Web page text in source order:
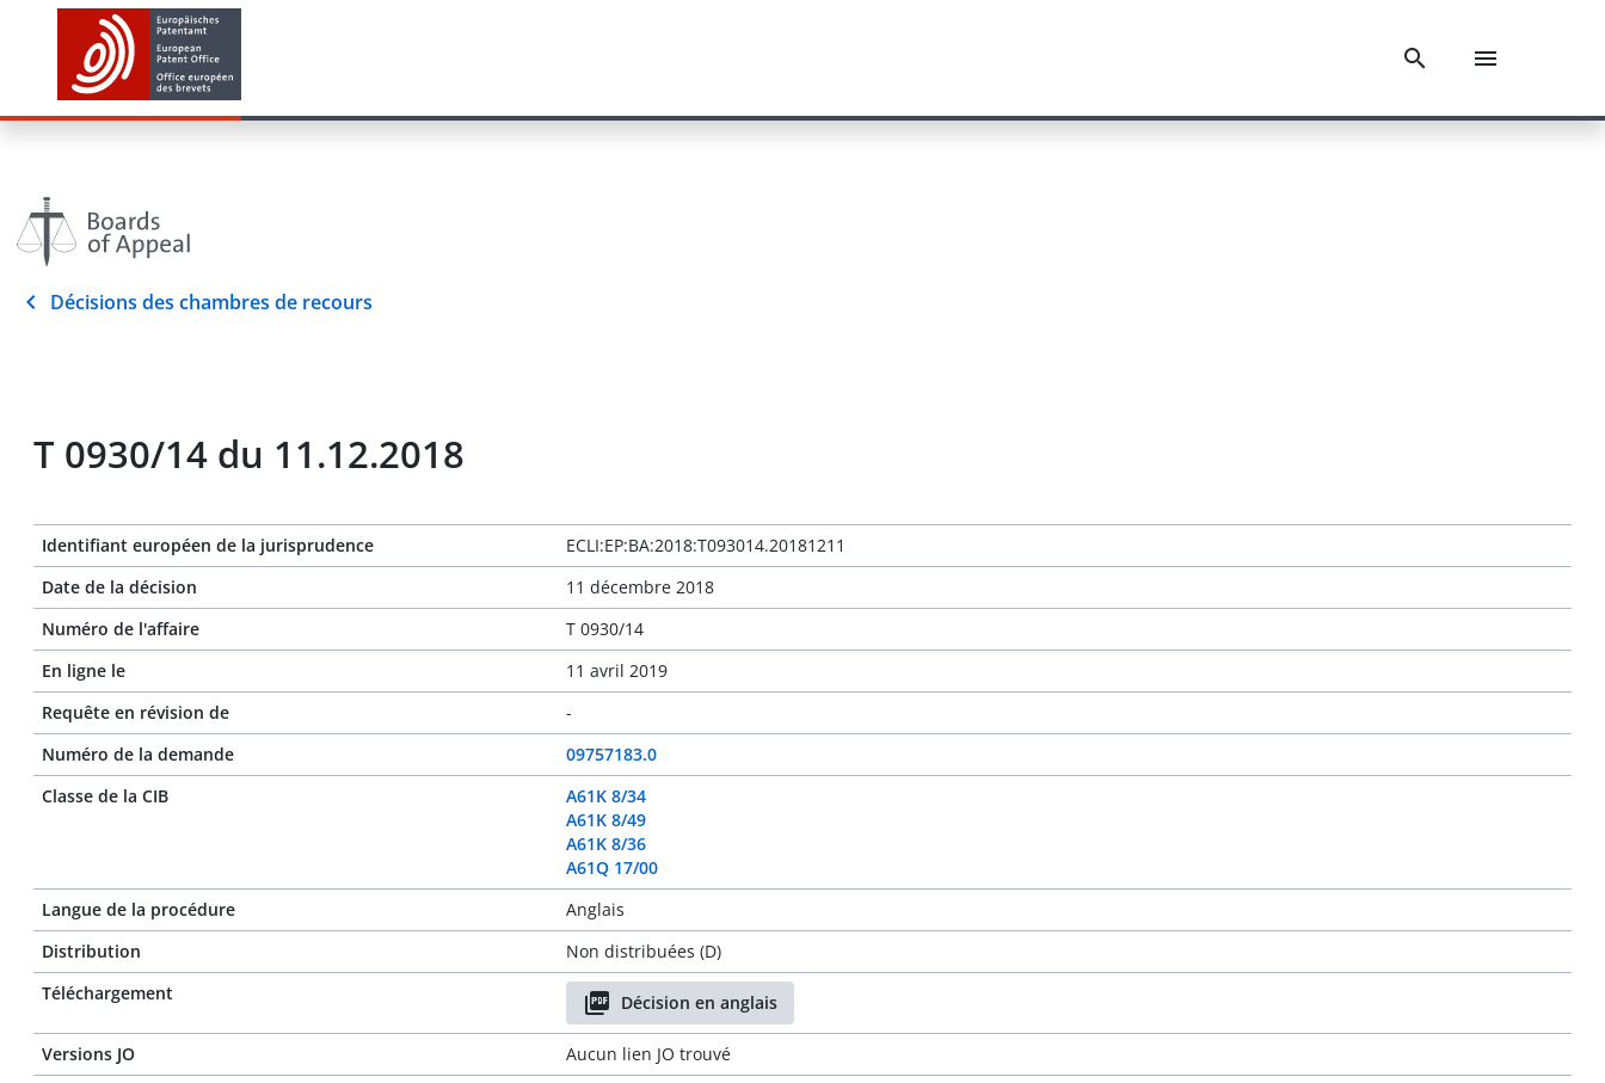
Décisions des chambres de recours
T 0930/14 du 11.12.2018
Identifiant européen de la jurisprudence
ECLI:EP:BA:2018:T093014.20181211
Date de la décision
11 décembre 2018
Numéro de l'affaire
T 0930/14
En ligne le
11 avril 2019
Requête en révision de
-
Numéro de la demande
09757183.0
Classe de la CIB
A61K 8/34
A61K 8/49
A61K 8/36
A61Q 17/00
Langue de la procédure
Anglais
Distribution
Non distribuées (D)
Téléchargement
Décision en anglais
Versions JO
Aucun lien JO trouvé